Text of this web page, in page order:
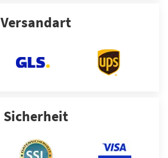
Versandart
Sicherheit